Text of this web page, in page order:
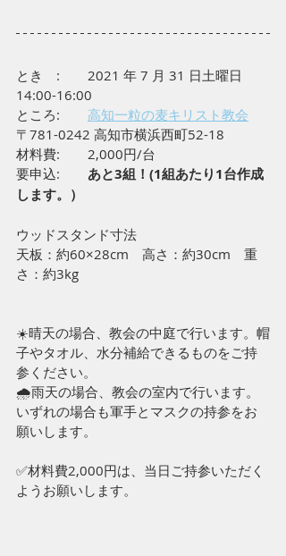
とき　: 	2021 年 7 月 31 日土曜日
14:00-16:00
高知一粒の麦キリスト教会
〒781-0242 高知市横浜西町52-18
材料費:	2,000円/台
あと3組！(1組あたり1台作成
します。）
ウッドスタンド寸法
天板：約60×28cm　高さ：約30cm　重
さ：約3kg
☀️晴天の場合、教会の中庭で行います。帽
子やタオル、水分補給できるものをご持
参ください。
🌧雨天の場合、教会の室内で行います。
いずれの場合も軍手とマスクの持参をお
願いします。
✅材料費2,000円は、当日ご持参いただく
ようお願いします。